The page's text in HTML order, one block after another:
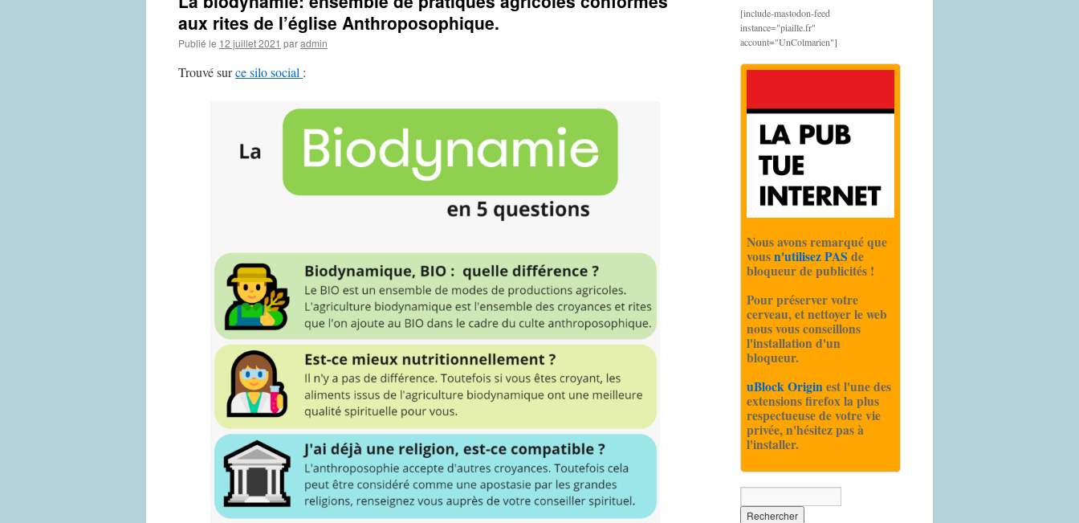
aux rites de l’église Anthroposophique.
Publié le 12 juillet 2021 paradmin
Trouvé surce silo social :
[include-mastodon-feed
instance="piaille.fr"
account="UnColmarien"]
Nous avons remarqué que
vousn'utilisez PAS de
bloqueur de publicités !
Pour préserver votre
cerveau, et nettoyer le web
nous vous conseillons
l'installation d'un
bloqueur.
uBlock Originest l'une des
extensions firefox la plus
respectueuse de votre vie
privée, n'hésitez pas à
l'installer.